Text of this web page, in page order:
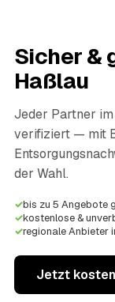
Sicher &
Haßlau
Jeder Partner
verifiziert — mit
der Wahl.
✓bis zu 5 Angebote
✓kostenlose &
✓regionale Anbieter
Jetzt